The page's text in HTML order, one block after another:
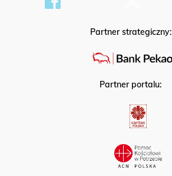
Partner strategiczny:
Partner portalu: